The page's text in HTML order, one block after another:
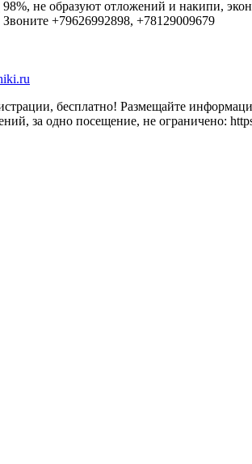
образуют отложений и накипи,
+79626992898, +78129009679
бесплатно! Размещайте
за одно посещение, не ограничено: